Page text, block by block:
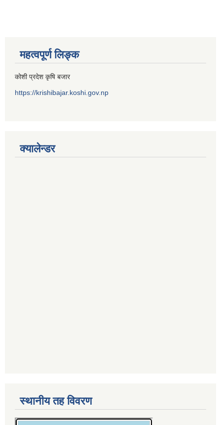
महत्वपूर्ण लिङ्क
कोशी प्रदेश कृषि बजार
https://krishibajar.koshi.gov.np
क्यालेन्डर
स्थानीय तह विवरण